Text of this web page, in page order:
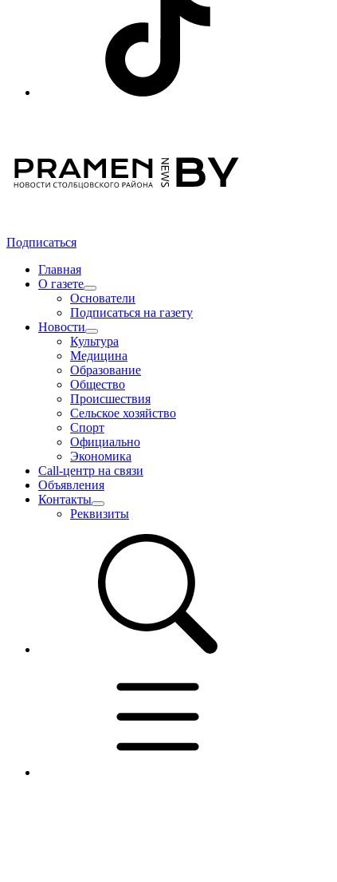
Подписаться
Главная
О газете
Основатели
Подписаться на газету
Новости
Культура
Медицина
Образование
Общество
Происшествия
Сельское хозяйство
Спорт
Официально
Экономика
Call-центр на связи
Объявления
Контакты
Реквизиты